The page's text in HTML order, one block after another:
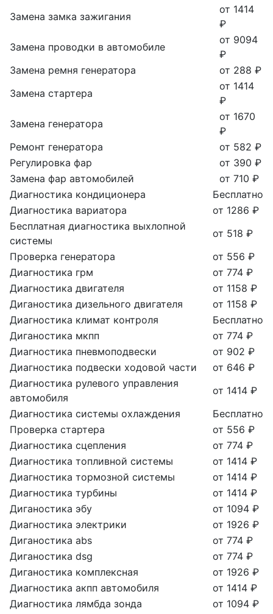
Замена замка зажигания
от 1414
₽
Замена проводки в автомобиле
от 9094
₽
Замена ремня генератора
от 288 ₽
Замена стартера
от 1414
₽
Замена генератора
от 1670
₽
Ремонт генератора
от 582 ₽
Регулировка фар
от 390 ₽
Замена фар автомобилей
от 710 ₽
Диагностика кондиционера
Бесплатно
Диагностика вариатора
от 1286 ₽
Бесплатная диагностика выхлопной
системы
от 518 ₽
Проверка генератора
от 556 ₽
Диагностика грм
от 774 ₽
Диагностика двигателя
от 1158 ₽
Диганостика дизельного двигателя
от 1158 ₽
Диагностика климат контроля
Бесплатно
Диганостика мкпп
от 774 ₽
Диагностика пневмоподвески
от 902 ₽
Диагностика подвески ходовой части
от 646 ₽
Диагностика рулевого управления
автомобиля
от 1414 ₽
Диагностика системы охлаждения
Бесплатно
Проверка стартера
от 556 ₽
Диагностика сцепления
от 774 ₽
Диагностика топливной системы
от 1414 ₽
Диагностика тормозной системы
от 1414 ₽
Диагностика турбины
от 1414 ₽
Диганостика эбу
от 1094 ₽
Диагностика электрики
от 1926 ₽
Диганостика abs
от 774 ₽
Диганостика dsg
от 774 ₽
Диганостика комплексная
от 1926 ₽
Диагностика акпп автомобиля
от 1414 ₽
Диагностика лямбда зонда
от 1094 ₽